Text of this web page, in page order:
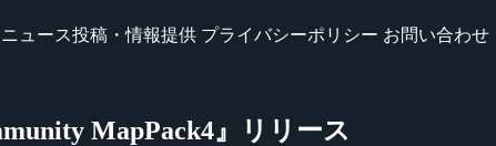
ニュース投稿・情報提供 プライバシーポリシー お問い合わせ
MapPack4』リリース